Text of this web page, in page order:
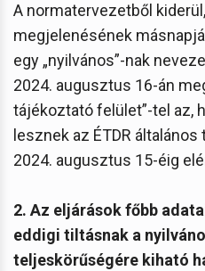
A normatervezetből
megjelenésének
egy „nyilvános”-nak
2024. augusztus 16-án
tájékoztató felület”-tel az,
lesznek az ÉTDR
2024. augusztus 15-éig
2. Az eljárások főbb
eddigi tiltásnak a
teljeskörűségére kiható